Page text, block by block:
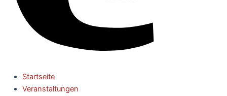
Startseite
Veranstaltungen